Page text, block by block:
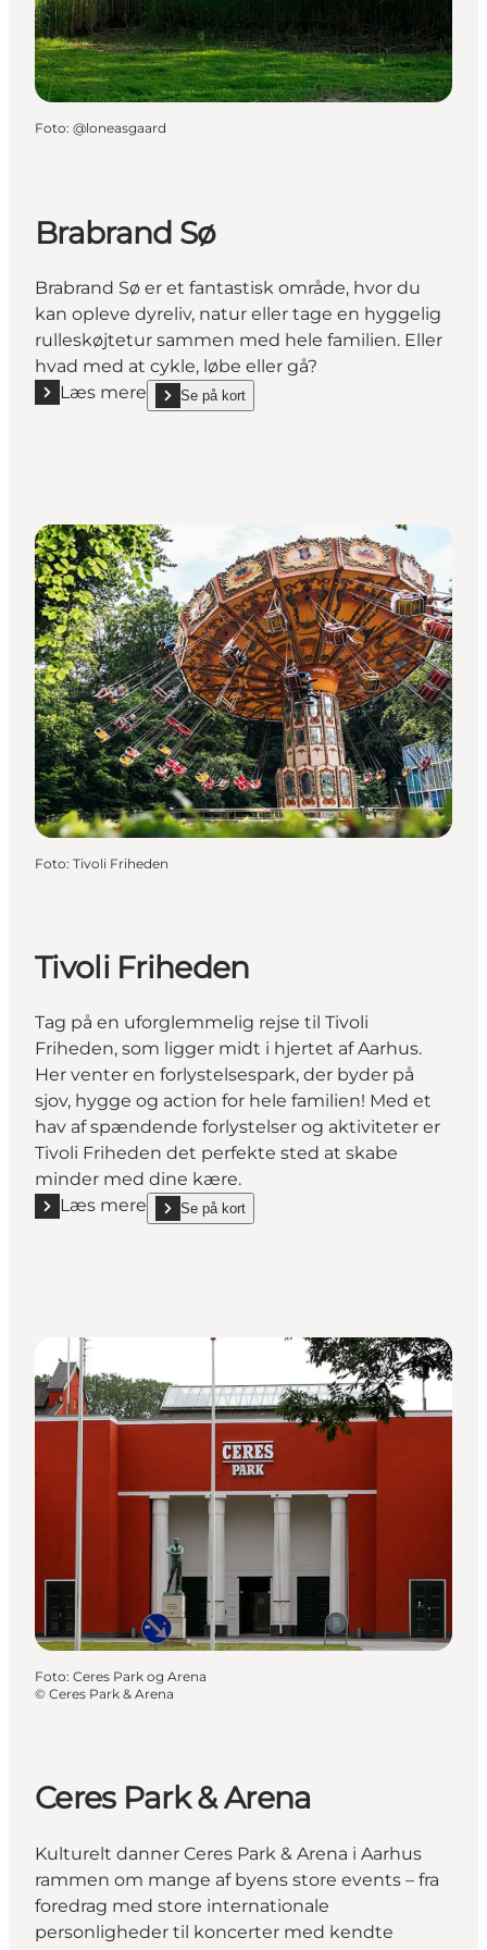
Foto: @loneasgaard
Brabrand Sø
Brabrand Sø er et fantastisk område, hvor du
kan opleve dyreliv, natur eller tage en hyggelig
rulleskøjtetur sammen med hele familien. Eller
hvad med at cykle, løbe eller gå?
Læs mere
Læs mere "Brabrand Sø"
Se på kort
show Brabrand Sø on_map
Foto: Tivoli Friheden
Tivoli Friheden
Tag på en uforglemmelig rejse til Tivoli
Friheden, som ligger midt i hjertet af Aarhus.
Her venter en forlystelsespark, der byder på
sjov, hygge og action for hele familien! Med et
hav af spændende forlystelser og aktiviteter er
Tivoli Friheden det perfekte sted at skabe
minder med dine kære.
Læs mere
Læs mere "Tivoli Friheden"
Se på kort
show Tivoli Friheden on_map
Foto: Ceres Park og Arena
© Ceres Park & Arena
Ceres Park & Arena
Kulturelt danner Ceres Park & Arena i Aarhus
rammen om mange af byens store events – fra
foredrag med store internationale
personligheder til koncerter med kendte